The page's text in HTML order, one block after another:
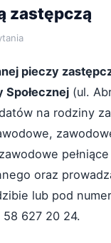
zastępczą
pieczy
Społecznej (ul.
na rodziny
oraz
lub pod
627 20 24.